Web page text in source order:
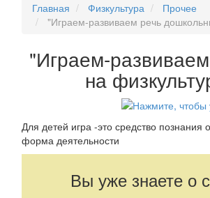
Главная Физкультура
Прочее
"Играем-развиваем речь
"Играем-
на
Для детей игра -это средство
форма деятельности
Вы уже знаете о